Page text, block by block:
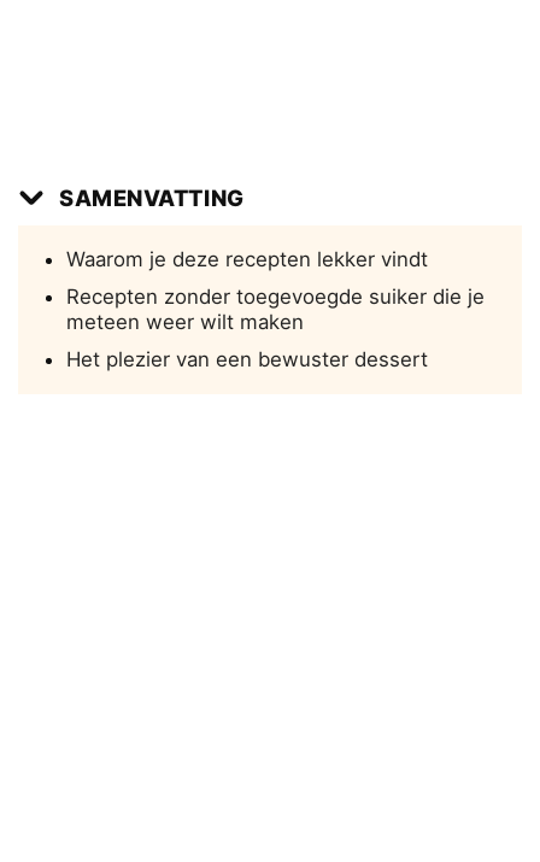
SAMENVATTING
Waarom je deze recepten lekker vindt
Recepten zonder toegevoegde suiker die je
meteen weer wilt maken
Het plezier van een bewuster dessert